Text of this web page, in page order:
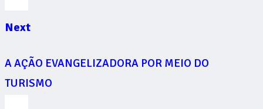
Next
A AÇÃO EVANGELIZADORA POR MEIO DO
TURISMO